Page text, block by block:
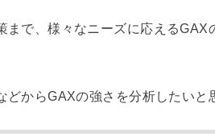
まで、様々なニーズに応えるGAX
からGAXの強さを分析したいと